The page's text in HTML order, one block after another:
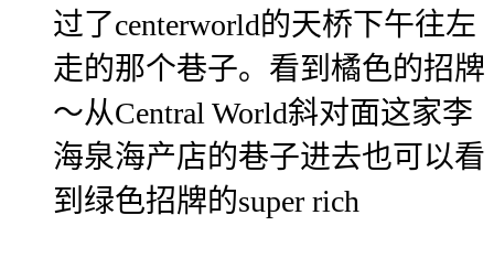
过了centerworld的天桥下午往左
走的那个巷子。看到橘色的招牌
～从Central World斜对面这家李
海泉海产店的巷子进去也可以看
到绿色招牌的super rich